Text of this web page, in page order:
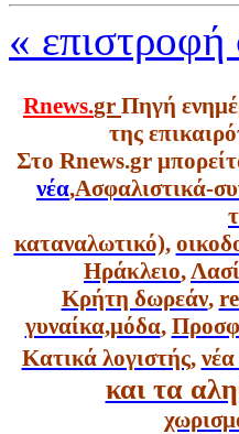
«
Rnews.gr Πηγή
της
Στο Rnews.gr
νέα,Ασφαλιστικά-
καταναλωτικό),
Ηράκλειο,
Κρήτη δωρεάν,
γυναίκα,μόδα,
Κατικά λογιστής,
και τα